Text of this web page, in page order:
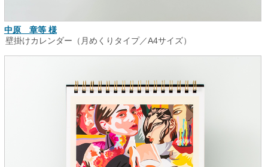
中原 章等 様
壁掛けカレンダー（月めくりタイプ／A4サイズ）